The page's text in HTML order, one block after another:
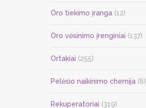
Oro tiekimo įranga (12)
Oro vėsinimo įrenginiai (137)
Ortakiai (255)
Pelėsio naikinimo chemija (8)
Rekuperatoriai (319)